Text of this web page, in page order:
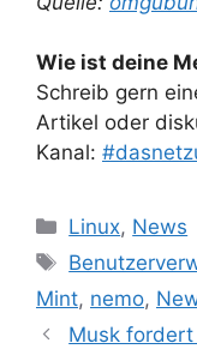
Wie ist deine
Schreib gern
Artikel oder
Kanal:
Kategorien
Linux, News
Schlagwörter
Mint, nemo,
Musk